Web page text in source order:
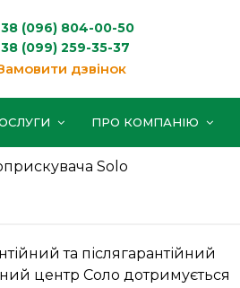
(096) 804-00-50
(099) 259-35-37
дзвінок
ПРО КОМПАНІЮ
Solo
та післягарантійний
центр Соло дотримується